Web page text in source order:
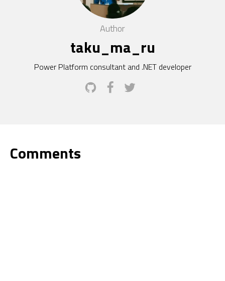
Author
taku_ma_ru
Power Platform consultant and .NET developer
Comments